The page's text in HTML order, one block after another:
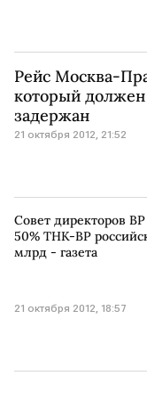
Рейс Москва-
который
задержан
21 октября 2012, 21:52
Совет директоров
50% ТНК-ВР
млрд - газета
21 октября 2012, 18:57